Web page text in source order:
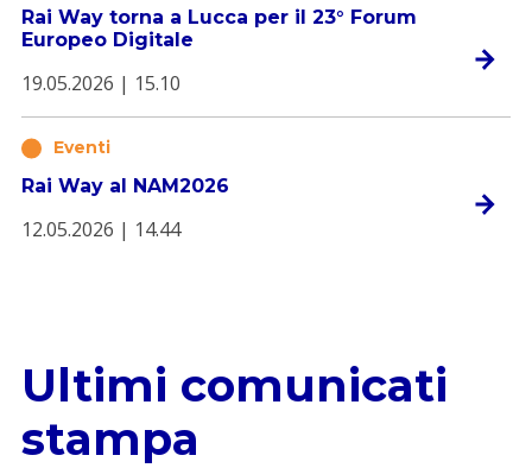
Rai Way torna a Lucca per il 23° Forum
Europeo Digitale
19.05.2026 | 15.10
Eventi
Rai Way al NAM2026
12.05.2026 | 14.44
Ultimi comunicati
stampa